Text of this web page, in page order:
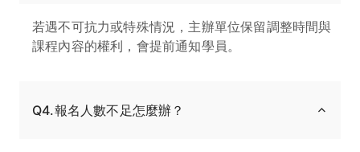
若遇不可抗力或特殊情況，主辦單位保留調整時間與
課程內容的權利，會提前通知學員。
Q4.報名人數不足怎麼辦？